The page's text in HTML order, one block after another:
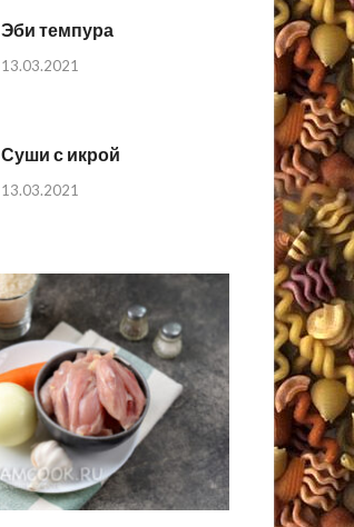
Эби темпура
13.03.2021
Суши с икрой
13.03.2021